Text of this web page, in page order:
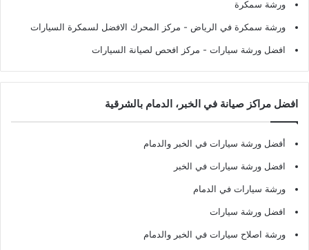
ورشة سمكرة
ورشة سمكرة في الرياض - مركز المحرك الافضل لسمكرة السيارات
افضل ورشة سيارات - مركز افحص لصيانة السيارات
افضل مراكز صيانة في الخبر، الدمام بالشرقية
أفضل ورشة سيارات في الخبر والدمام
افضل ورشة سيارات في الخبر
ورشة سيارات في الدمام
افضل ورشة سيارات
ورشة اصلاح سيارات في الخبر والدمام